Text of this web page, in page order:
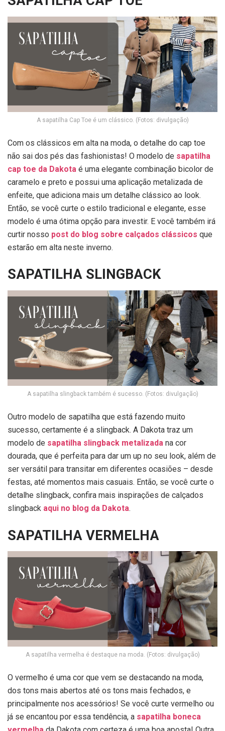
A sapatilha Cap Toe é um clássico. (Fotos: divulgação)
Com os clássicos em alta na moda, o detalhe do cap toe
não sai dos pés das fashionistas! O modelo de sapatilha
cap toe da Dakota é uma elegante combinação bicolor de
caramelo e preto e possui uma aplicação metalizada de
enfeite, que adiciona mais um detalhe clássico ao look.
Então, se você curte o estilo tradicional e elegante, esse
modelo é uma ótima opção para investir. E você também irá
curtir nosso post do blog sobre calçados clássicos que
estarão em alta neste inverno.
SAPATILHA SLINGBACK
A sapatilha slingback também é sucesso. (Fotos: divulgação)
Outro modelo de sapatilha que está fazendo muito
sucesso, certamente é a slingback. A Dakota traz um
modelo de sapatilha slingback metalizada na cor
dourada, que é perfeita para dar um up no seu look, além de
ser versátil para transitar em diferentes ocasiões – desde
festas, até momentos mais casuais. Então, se você curte o
detalhe slingback, confira mais inspirações de calçados
slingback aqui no blog da Dakota.
SAPATILHA VERMELHA
A sapatilha vermelha é destaque na moda. (Fotos: divulgação)
O vermelho é uma cor que vem se destacando na moda,
dos tons mais abertos até os tons mais fechados, e
principalmente nos acessórios! Se você curte vermelho ou
já se encantou por essa tendência, a sapatilha boneca